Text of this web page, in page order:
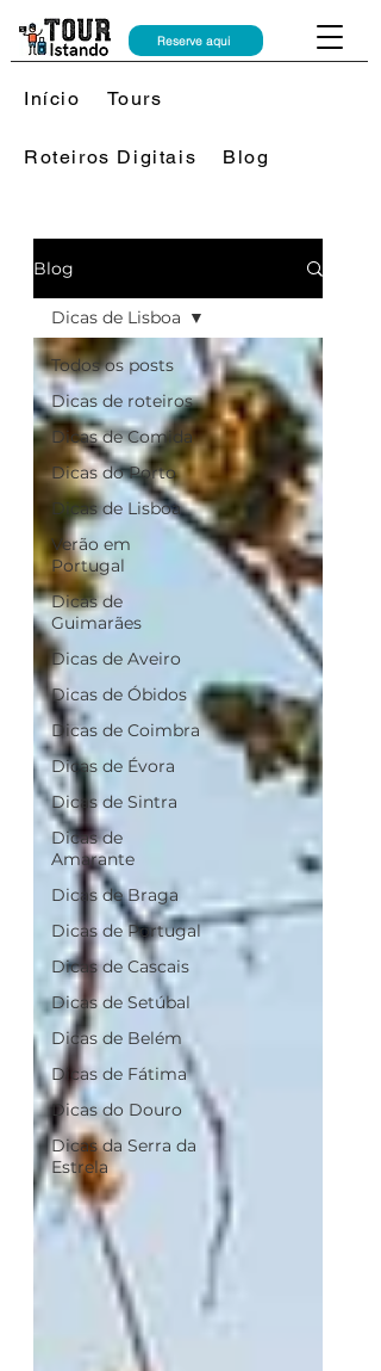
Reserve aqui
Início Tours
Roteiros Digitais Blog
Blog
Todos os posts
Dicas de roteiros
Dicas de Comida
Dicas do Porto
Dicas de Lisboa
Verão em
Portugal
Dicas de
Guimarães
Dicas de Aveiro
Dicas de Óbidos
Dicas de Coimbra
Dicas de Évora
Dicas de Sintra
Dicas de
Amarante
Dicas de Braga
Dicas de Portugal
Dicas de Cascais
Dicas de Setúbal
Dicas de Belém
Dicas de Fátima
Dicas do Douro
Dicas da Serra da
Estrela
Dicas de Lisboa